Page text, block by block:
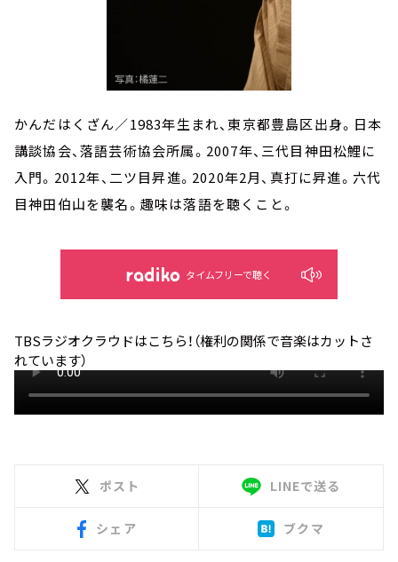
かんだはくざん／1983年生まれ、東京都豊島区出身。日本
講談協会、落語芸術協会所属。2007年、三代目神田松鯉に
入門。2012年、二ツ目昇進。2020年2月、真打に昇進。六代
目神田伯山を襲名。趣味は落語を聴くこと。
タイムフリーで聴く
TBSラジオクラウドはこちら！（権利の関係で音楽はカットさ
れています）
ポスト LINEで送る
シェア ブクマ